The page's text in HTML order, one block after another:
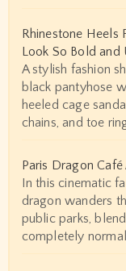
Rhinestone Heels
Look So Bold and
A stylish fashion
black pantyhose
heeled cage
chains, and toe
Paris Dragon
In this cinematic
dragon wanders
public parks,
completely